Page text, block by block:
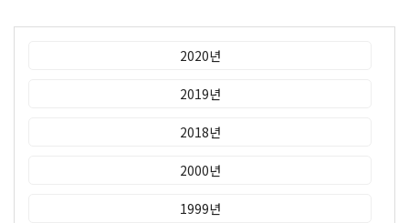
2020년
2019년
2018년
2000년
1999년